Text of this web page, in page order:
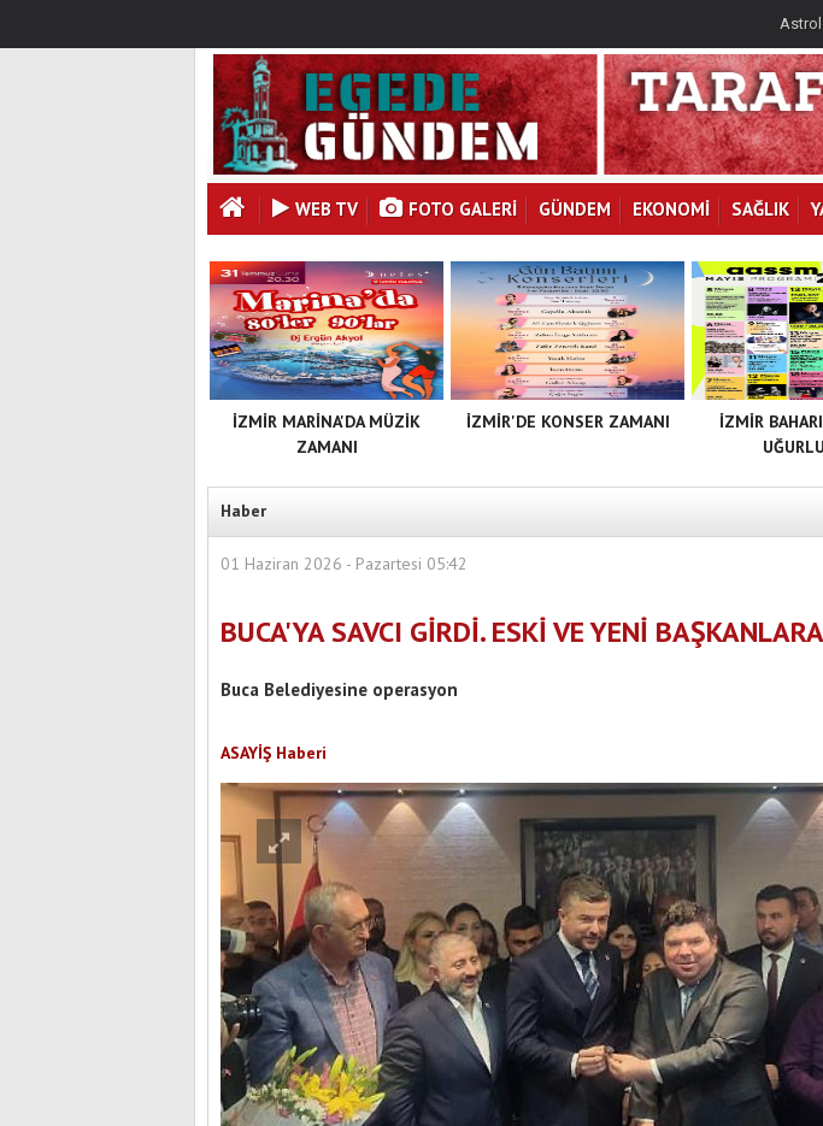
WEB TV FOTO GALERI GÜNDEM EKONOMİ SAĞLIK
İZMİR MARİNA'DA MÜZİK
ZAMANI
İZMİR'DE KONSER ZAMANI
İZMİR
Haber
01 Haziran 2026 - Pazartesi 05:42
BUCA'YA SAVCI GİRDİ. ESKİ VE YENİ
Buca Belediyesine operasyon
ASAYİŞ Haberi